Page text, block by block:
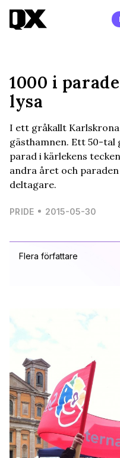
Flera författare
1000 i
lysa
I ett gråkallt
gästhamnen. Ett 50-tal
parad i kärlekens
andra året och
deltagare.
PRIDE 2015-05-30